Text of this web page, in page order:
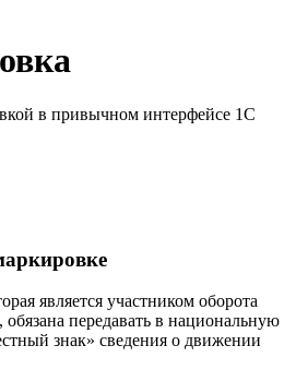
в привычном интерфейсе 1С
является участником оборота
передавать в национальную
знак» сведения о движении